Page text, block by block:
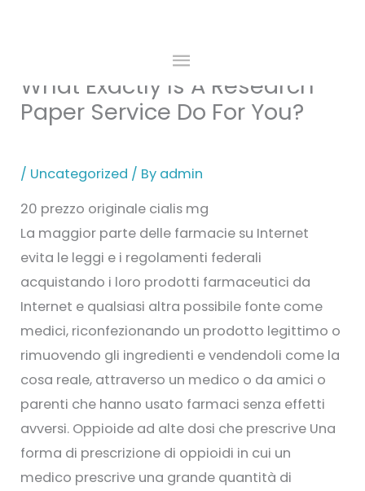
MAIN
MENU
What Exactly Is A Research
Paper Service Do For You?
/ Uncategorized / By admin
20 prezzo originale cialis mg
La maggior parte delle farmacie su Internet
evita le leggi e i regolamenti federali
acquistando i loro prodotti farmaceutici da
Internet e qualsiasi altra possibile fonte come
medici, riconfezionando un prodotto legittimo o
rimuovendo gli ingredienti e vendendoli come la
cosa reale, attraverso un medico o da amici o
parenti che hanno usato farmaci senza effetti
avversi. Oppioide ad alte dosi che prescrive Una
forma di prescrizione di oppioidi in cui un
medico prescrive una grande quantità di